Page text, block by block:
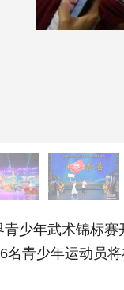
年武术锦标赛
名青少年运动员